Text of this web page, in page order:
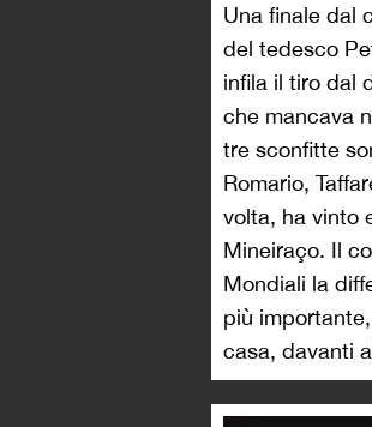
Una finale dal
del tedesco
infila il tiro dal
che mancava
tre sconfitte
Romario,
volta, ha vinto
Mineiraço. Il
Mondiali la
più
casa, davanti